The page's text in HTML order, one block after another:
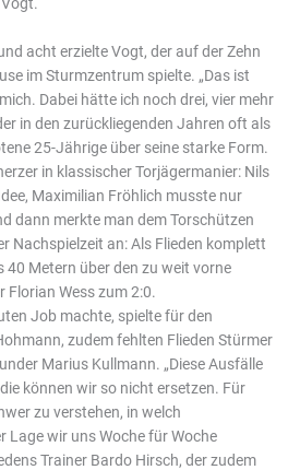
acht erzielte Vogt, der auf der Zehn
im Sturmzentrum spielte. „Das ist
Dabei hätte ich noch drei, vier mehr
in den zurückliegenden Jahren oft als
25-Jährige über seine starke Form.
in klassischer Torjägermanier: Nils
Maximilian Fröhlich musste nur
dann merkte man dem Torschützen
Nachspielzeit an: Als Flieden komplett
Metern über den zu weit vorne
Florian Wess zum 2:0.
Job machte, spielte für den
zudem fehlten Flieden Stürmer
Marius Kullmann. „Diese Ausfälle
können wir so nicht ersetzen. Für
zu verstehen, in welch
Lage wir uns Woche für Woche
Trainer Bardo Hirsch, der zudem